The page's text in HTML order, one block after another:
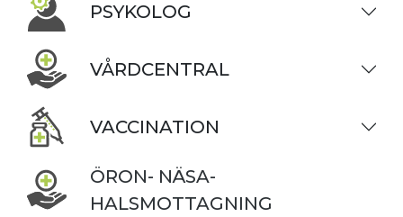
PSYKOLOG
VÅRDCENTRAL
VACCINATION
ÖRON- NÄSA-
HALSMOTTAGNING